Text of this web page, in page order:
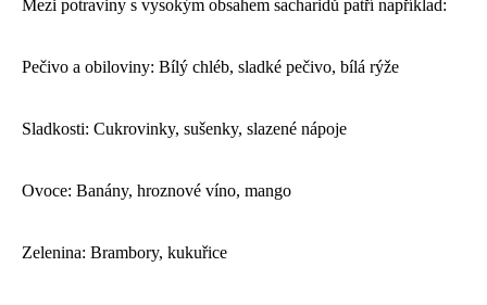
Mezi potraviny s vysokým obsahem sacharidů patří například:
Pečivo a obiloviny: Bílý chléb, sladké pečivo, bílá rýže
Sladkosti: Cukrovinky, sušenky, slazené nápoje
Ovoce: Banány, hroznové víno, mango
Zelenina: Brambory, kukuřice